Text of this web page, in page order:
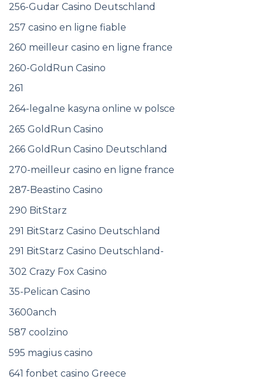
256-Gudar Casino Deutschland
257 casino en ligne fiable
260 meilleur casino en ligne france
260-GoldRun Casino
261
264-legalne kasyna online w polsce
265 GoldRun Casino
266 GoldRun Casino Deutschland
270-meilleur casino en ligne france
287-Beastino Casino
290 BitStarz
291 BitStarz Casino Deutschland
291 BitStarz Casino Deutschland-
302 Crazy Fox Casino
35-Pelican Casino
3600anch
587 coolzino
595 magius casino
641 fonbet casino Greece